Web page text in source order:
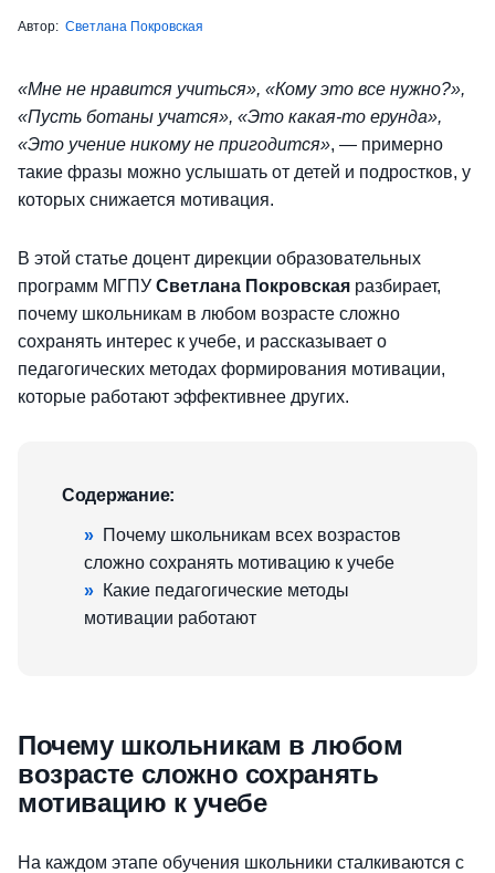
Автор: Светлана Покровская
«Мне не нравится учиться», «Кому это все нужно?»,
«Пусть ботаны учатся», «Это какая-то ерунда»,
«Это учение никому не пригодится», — примерно
такие фразы можно услышать от детей и подростков, у
которых снижается мотивация.
В этой статье доцент дирекции образовательных
программ МГПУ Светлана Покровская разбирает,
почему школьникам в любом возрасте сложно
сохранять интерес к учебе, и рассказывает о
педагогических методах формирования мотивации,
которые работают эффективнее других.
Содержание:
» Почему школьникам всех возрастов
сложно сохранять мотивацию к учебе
» Какие педагогические методы
мотивации работают
Почему школьникам в любом
возрасте сложно сохранять
мотивацию к учебе
На каждом этапе обучения школьники сталкиваются с